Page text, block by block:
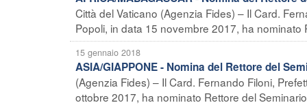
Città del Vaticano (Agenzia Fides) – Il Card.
Popoli, in data 15 novembre 2017, ha
15 gennaio 2018
ASIA/GIAPPONE - Nomina del Rettore del
(Agenzia Fides) – Il Card. Fernando Filoni,
ottobre 2017, ha nominato Rettore del